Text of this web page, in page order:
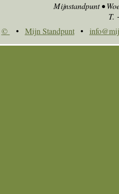
Mijnstandpunt •
T.
©
• Mijn Standpunt •